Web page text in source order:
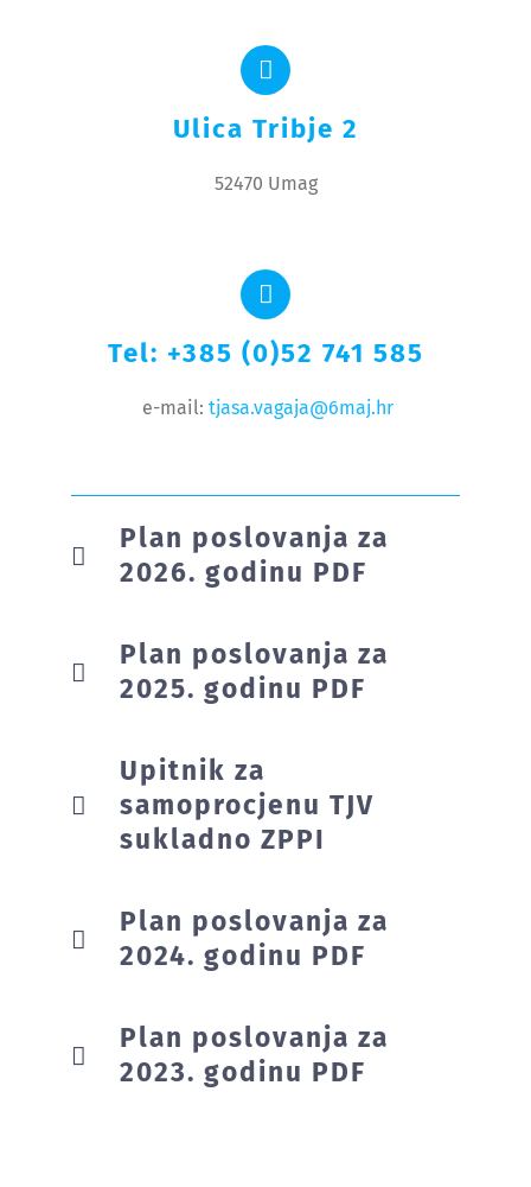
Ulica Tribje 2
52470 Umag
Tel: +385 (0)52 741 585
e-mail: tjasa.vagaja@6maj.hr
Plan poslovanja za
2026. godinu PDF
Plan poslovanja za
2025. godinu PDF
Upitnik za
samoprocjenu TJV
sukladno ZPPI
Plan poslovanja za
2024. godinu PDF
Plan poslovanja za
2023. godinu PDF